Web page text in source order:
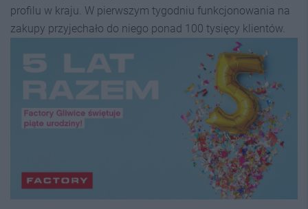
profilu w kraju. W pierwszym tygodniu funkcjonowania na
zakupy przyjechało do niego ponad 100 tysięcy klientów.